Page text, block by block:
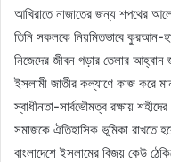
আখিরাতে নাজাতের জন্য শপথের
তিনি সকলকে নিয়মিতভাবে কুরআন-
নিজেদের জীবন গড়ার তেলার আহ্বান
ইসলামী জাতীর কল্যাণে কাজ করে
স্বাধীনতা-সার্বভৌমত্ব রক্ষায়
সমাজকে ঐতিহাসিক ভূমিকা রাখতে
বাংলাদেশে ইসলামের বিজয় কেউ